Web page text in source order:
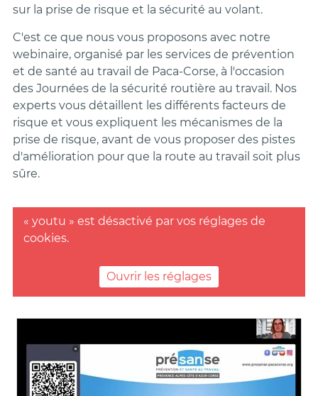
sur la prise de risque et la sécurité au volant.
C'est ce que nous vous proposons avec notre
webinaire, organisé par les services de prévention
et de santé au travail de Paca-Corse, à l'occasion
des Journées de la sécurité routière au travail. Nos
experts vous détaillent les différents facteurs de
risque et vous expliquent les mécanismes de la
prise de risque, avant de vous proposer des pistes
d'amélioration pour que la route au travail soit plus
sûre.
« youtu » est désactivé par vos réglages de
cookies.
Ouvrir les réglages